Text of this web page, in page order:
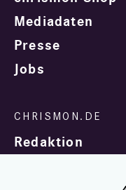
Mediadaten
Presse
Jobs
Redaktion